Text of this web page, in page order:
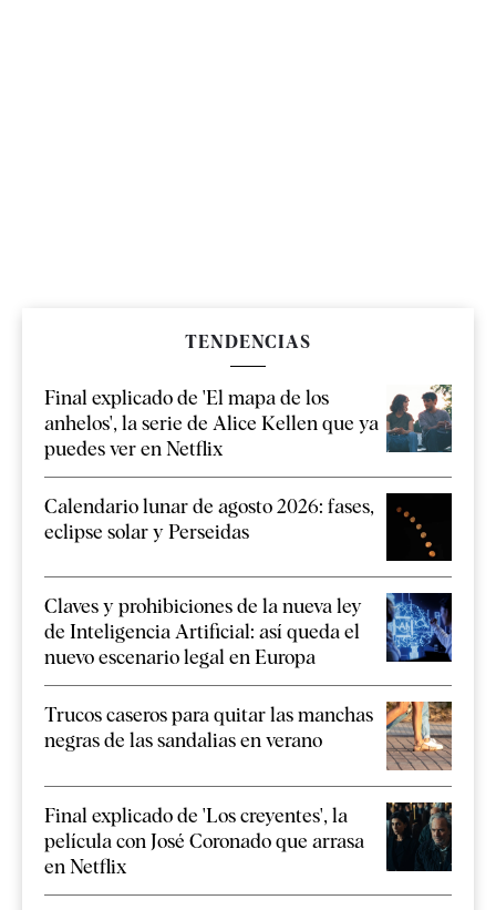
TENDENCIAS
Final explicado de 'El mapa de los
anhelos', la serie de Alice Kellen que ya
puedes ver en Netflix
Calendario lunar de agosto 2026: fases,
eclipse solar y Perseidas
Claves y prohibiciones de la nueva ley
de Inteligencia Artificial: así queda el
nuevo escenario legal en Europa
Trucos caseros para quitar las manchas
negras de las sandalias en verano
Final explicado de 'Los creyentes', la
película con José Coronado que arrasa
en Netflix